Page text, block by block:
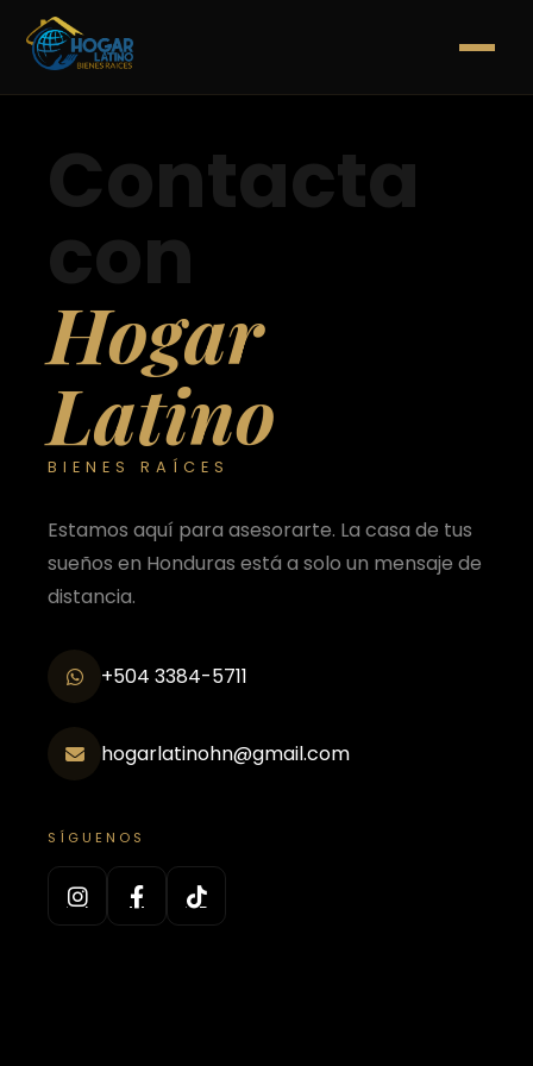
Contacta
con
Hogar
Latino
BIENES RAÍCES
Estamos aquí para asesorarte. La casa de tus
sueños en Honduras está a solo un mensaje de
distancia.
+504 3384-5711
hogarlatinohn@gmail.com
SÍGUENOS